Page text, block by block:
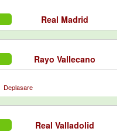
Real Madrid
Rayo Vallecano
Deplasare
Real Valladolid